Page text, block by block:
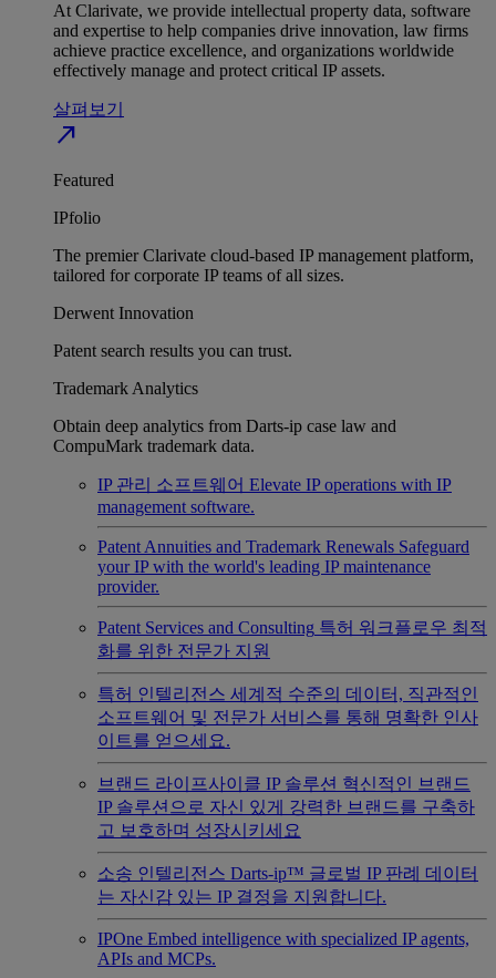
At Clarivate, we provide intellectual property data, software
and expertise to help companies drive innovation, law firms
achieve practice excellence, and organizations worldwide
effectively manage and protect critical IP assets.
살펴보기
north_east
Featured
IPfolio
The premier Clarivate cloud-based IP management platform,
tailored for corporate IP teams of all sizes.
Derwent Innovation
Patent search results you can trust.
Trademark Analytics
Obtain deep analytics from Darts-ip case law and
CompuMark trademark data.
IP 관리 소프트웨어 Elevate IP operations with IP
management software.
Patent Annuities and Trademark Renewals Safeguard
your IP with the world's leading IP maintenance
provider.
Patent Services and Consulting 특허 워크플로우 최적
화를 위한 전문가 지원
특허 인텔리전스 세계적 수준의 데이터, 직관적인
소프트웨어 및 전문가 서비스를 통해 명확한 인사
이트를 얻으세요.
브랜드 라이프사이클 IP 솔루션 혁신적인 브랜드
IP 솔루션으로 자신 있게 강력한 브랜드를 구축하
고 보호하며 성장시키세요
소송 인텔리전스 Darts-ip™ 글로벌 IP 판례 데이터
는 자신감 있는 IP 결정을 지원합니다.
IPOne Embed intelligence with specialized IP agents,
APIs and MCPs.